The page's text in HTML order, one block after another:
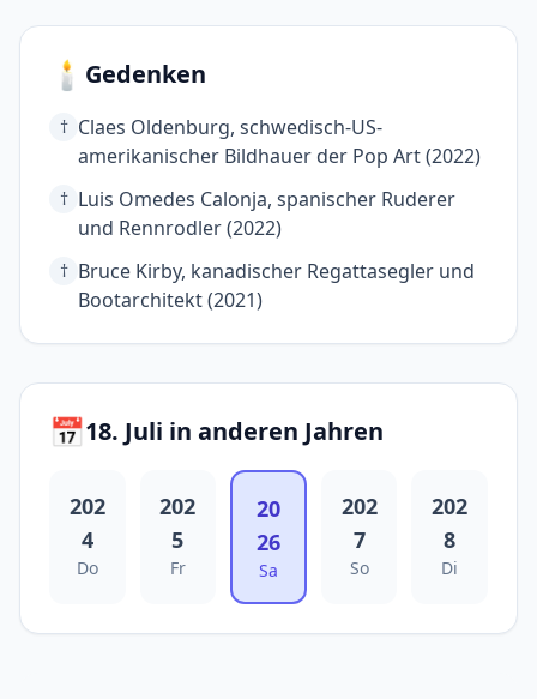
🕯️ Gedenken
† Claes Oldenburg, schwedisch-US-
amerikanischer Bildhauer der Pop Art (2022)
† Luis Omedes Calonja, spanischer Ruderer
und Rennrodler (2022)
† Bruce Kirby, kanadischer Regattasegler und
Bootarchitekt (2021)
📅18. Juli in anderen Jahren
202
4
Do
202
5
Fr
20
26
Sa
202
7
So
202
8
Di